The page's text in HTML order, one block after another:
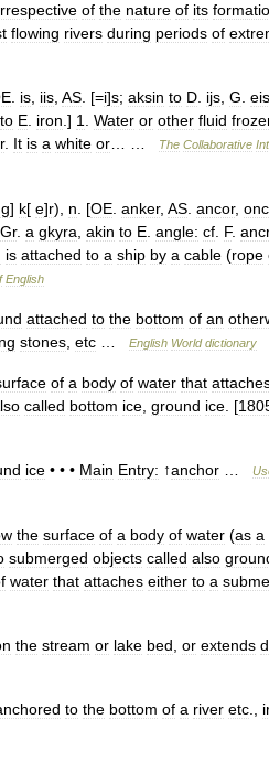
of the nature of its
flowing rivers during periods of
is iis AS . [=i]s; aksin to D ijs G eis
to E iron .] 1 Water or other fluid
. It is a white or The Collaborative
] k[ e]r), n . [OE anker, AS ancor,
Gr. a gkyra akin to E angle: cf F.
is attached to a ship by a cable (rope
English
attached to the bottom of an
stones etc English World dictionary
of a body of water that
called bottom ice ground ice . [
ice • • • Main Entry: ↑anchor
the surface of a body of water (as a
submerged objects called also
water that attaches either to a
the stream or lake bed or extends
to the bottom of a river etc